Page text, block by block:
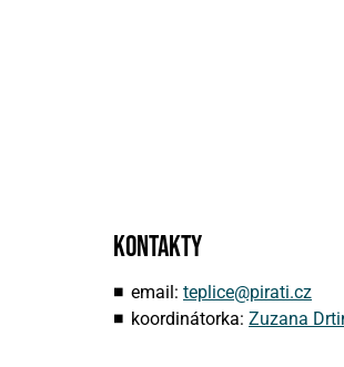
Kontakty
email: teplice@pirati.cz
koordinátorka: Zuzana